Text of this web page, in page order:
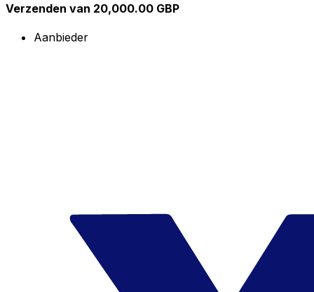
Verzenden van 20,000.00 GBP
Aanbieder